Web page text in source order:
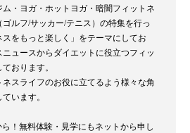
・ヨガ・ホットヨガ・暗闇フィットネ
ルフ/サッカー/テニス）の特集を行っ
をもっと楽しく」をテーマにしてお
ュースからダイエットに役立つフィッ
おります。
スライフのお役に立てるよう様々な角
います。
！無料体験・見学にもネットから申し